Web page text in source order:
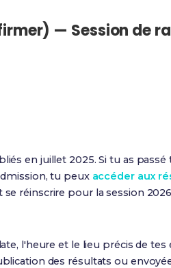
— Session de
en juillet 2025. Si tu as
tu peux accéder aux
réinscrire pour la session
l'heure et le lieu précis de tes
des résultats ou